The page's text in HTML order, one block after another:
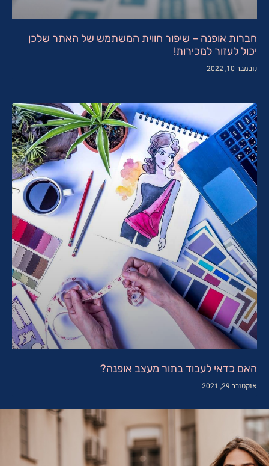
חברות אופנה – שיפור חווית המשתמש של האתר שלכן
יכול לעזור למכירות!
נובמבר 10, 2022
האם כדאי לעבוד בתור מעצב אופנה?
אוקטובר 29, 2021